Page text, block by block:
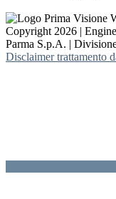
Copyright 2026 |
Parma S.p.A. |
Disclaimer trattamento